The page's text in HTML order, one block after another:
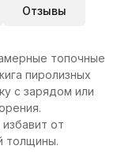
Отзывы
топочные
пиролизных
с зарядом или
от
толщины.